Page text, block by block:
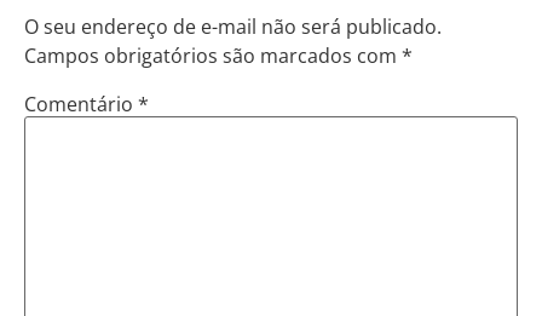
O seu endereço de e-mail não será publicado.
Campos obrigatórios são marcados com *
Comentário *